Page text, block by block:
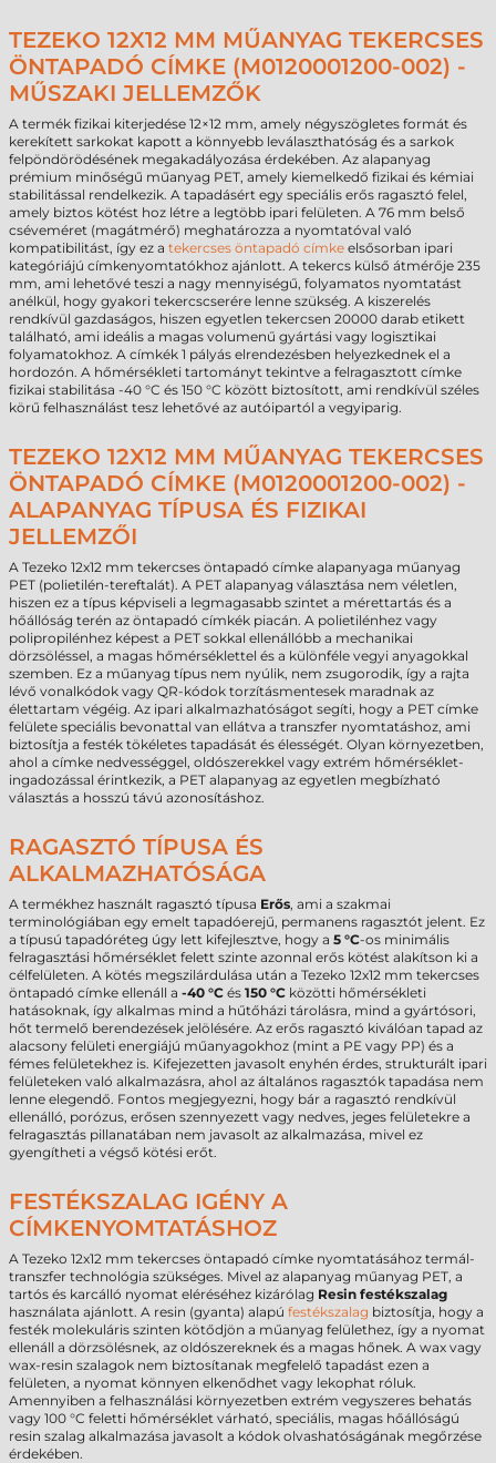
TEZEKO 12X12 MM MŰANYAG TEKERCSES
ÖNTAPADÓ CÍMKE (M0120001200-002) -
MŰSZAKI JELLEMZŐK
A termék fizikai kiterjedése 12×12 mm, amely négyszögletes formát és
kerekített sarkokat kapott a könnyebb leválaszthatóság és a sarkok
felpöndörödésének megakadályozása érdekében. Az alapanyag
prémium minőségű műanyag PET, amely kiemelkedő fizikai és kémiai
stabilitással rendelkezik. A tapadásért egy speciális erős ragasztó felel,
amely biztos kötést hoz létre a legtöbb ipari felületen. A 76 mm belső
cséveméret (magátmérő) meghatározza a nyomtatóval való
kompatibilitást, így ez a tekercses öntapadó címke elsősorban ipari
kategóriájú címkenyomtatókhoz ajánlott. A tekercs külső átmérője 235
mm, ami lehetővé teszi a nagy mennyiségű, folyamatos nyomtatást
anélkül, hogy gyakori tekercscserére lenne szükség. A kiszerelés
rendkívül gazdaságos, hiszen egyetlen tekercsen 20000 darab etikett
található, ami ideális a magas volumenű gyártási vagy logisztikai
folyamatokhoz. A címkék 1 pályás elrendezésben helyezkednek el a
hordozón. A hőmérsékleti tartományt tekintve a felragasztott címke
fizikai stabilitása -40 °C és 150 °C között biztosított, ami rendkívül széles
körű felhasználást tesz lehetővé az autóipartól a vegyiparig.
TEZEKO 12X12 MM MŰANYAG TEKERCSES
ÖNTAPADÓ CÍMKE (M0120001200-002) -
ALAPANYAG TÍPUSA ÉS FIZIKAI
JELLEMZŐI
A Tezeko 12x12 mm tekercses öntapadó címke alapanyaga műanyag
PET (polietilén-tereftalát). A PET alapanyag választása nem véletlen,
hiszen ez a típus képviseli a legmagasabb szintet a mérettartás és a
hőállóság terén az öntapadó címkék piacán. A polietilénhez vagy
polipropilénhez képest a PET sokkal ellenállóbb a mechanikai
dörzsöléssel, a magas hőmérséklettel és a különféle vegyi anyagokkal
szemben. Ez a műanyag típus nem nyúlik, nem zsugorodik, így a rajta
lévő vonalkódok vagy QR-kódok torzításmentesek maradnak az
élettartam végéig. Az ipari alkalmazhatóságot segíti, hogy a PET címke
felülete speciális bevonattal van ellátva a transzfer nyomtatáshoz, ami
biztosítja a festék tökéletes tapadását és élességét. Olyan környezetben,
ahol a címke nedvességgel, oldószerekkel vagy extrém hőmérséklet-
ingadozással érintkezik, a PET alapanyag az egyetlen megbízható
választás a hosszú távú azonosításhoz.
RAGASZTÓ TÍPUSA ÉS
ALKALMAZHATÓSÁGA
A termékhez használt ragasztó típusa Erős, ami a szakmai
terminológiában egy emelt tapadóerejű, permanens ragasztót jelent. Ez
a típusú tapadóréteg úgy lett kifejlesztve, hogy a 5 °C-os minimális
felragasztási hőmérséklet felett szinte azonnal erős kötést alakítson ki a
célfelületen. A kötés megszilárdulása után a Tezeko 12x12 mm tekercses
öntapadó címke ellenáll a -40 °C és 150 °C közötti hőmérsékleti
hatásoknak, így alkalmas mind a hűtőházi tárolásra, mind a gyártósori,
hőt termelő berendezések jelölésére. Az erős ragasztó kiválóan tapad az
alacsony felületi energiájú műanyagokhoz (mint a PE vagy PP) és a
fémes felületekhez is. Kifejezetten javasolt enyhén érdes, strukturált ipari
felületeken való alkalmazásra, ahol az általános ragasztók tapadása nem
lenne elegendő. Fontos megjegyezni, hogy bár a ragasztó rendkívül
ellenálló, porózus, erősen szennyezett vagy nedves, jeges felületekre a
felragasztás pillanatában nem javasolt az alkalmazása, mivel ez
gyengítheti a végső kötési erőt.
FESTÉKSZALAG IGÉNY A
CÍMKENYOMTATÁSHOZ
A Tezeko 12x12 mm tekercses öntapadó címke nyomtatásához termál-
transzfer technológia szükséges. Mivel az alapanyag műanyag PET, a
tartós és karcálló nyomat eléréséhez kizárólag Resin festékszalag
használata ajánlott. A resin (gyanta) alapú festékszalag biztosítja, hogy a
festék molekuláris szinten kötődjön a műanyag felülethez, így a nyomat
ellenáll a dörzsölésnek, az oldószereknek és a magas hőnek. A wax vagy
wax-resin szalagok nem biztosítanak megfelelő tapadást ezen a
felületen, a nyomat könnyen elkenődhet vagy lekophat róluk.
Amennyiben a felhasználási környezetben extrém vegyszeres behatás
vagy 100 °C feletti hőmérséklet várható, speciális, magas hőállóságú
resin szalag alkalmazása javasolt a kódok olvashatóságának megőrzése
érdekében.